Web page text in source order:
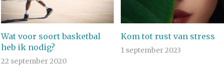
Wat voor soort basketbal
heb ik nodig?
22 september 2020
Kom tot rust van stress
1 september 2023